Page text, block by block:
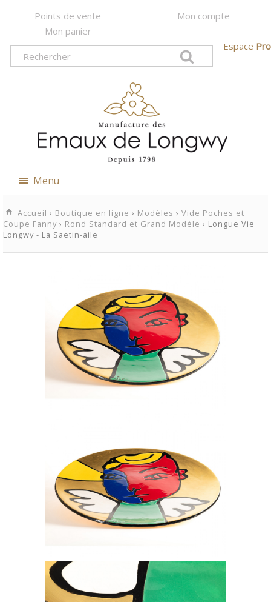
Points de vente
Mon compte
Mon panier
Espace Pro
Menu
Accueil › Boutique en ligne › Modèles ›Vide Poches et
Coupe Fanny › Rond Standard et Grand Modèle › Longue Vie
Longwy - La Saetin-aile